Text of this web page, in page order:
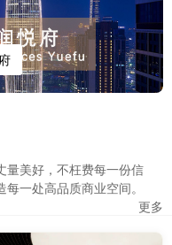
量美好，不枉费每一份信
一处高品质商业空间。
更多